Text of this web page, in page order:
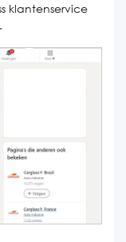
klantenservice